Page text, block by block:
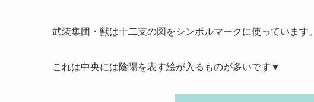
武装集団・獣は十二支の図をシンボルマークに使っています。
これは中央には陰陽を表す絵が入るものが多いです▼